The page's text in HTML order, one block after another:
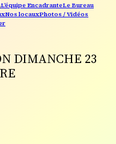
L’équipe EncadranteLe Bureau
Nos locauxPhotos / Vidéos
DIMANCHE 23